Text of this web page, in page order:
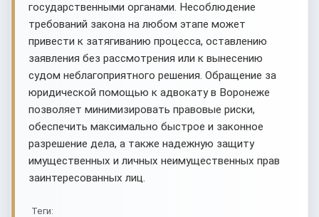
государственными органами. Несоблюдение
требований закона на любом этапе может
привести к затягиванию процесса, оставлению
заявления без рассмотрения или к вынесению
судом неблагоприятного решения. Обращение за
юридической помощью к адвокату в Воронеже
позволяет минимизировать правовые риски,
обеспечить максимально быстрое и законное
разрешение дела, а также надежную защиту
имущественных и личных неимущественных прав
заинтересованных лиц.
Теги: